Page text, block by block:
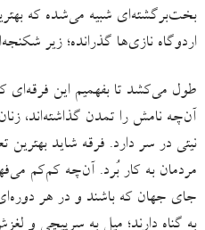
بخت‌برگشته‌ای شبیه می‌شده که
اردوگاه نازی‌ها گذرانده؛ زیر
طول می‌کشد تا بفهمیم این فرقه‌ای
آن‌چه نامش را تمدن گذاشته‌اند،
نیتی در سر دارد. فرقه شاید
مردمان به کار بُرد. آن‌چه کم‌کم
جای جهان که باشند و در هر
به گناه دارند؛ میل به سرپیچی و